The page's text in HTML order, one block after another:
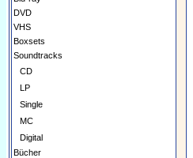
DVD
VHS
Boxsets
Soundtracks
CD
LP
Single
MC
Digital
Bücher